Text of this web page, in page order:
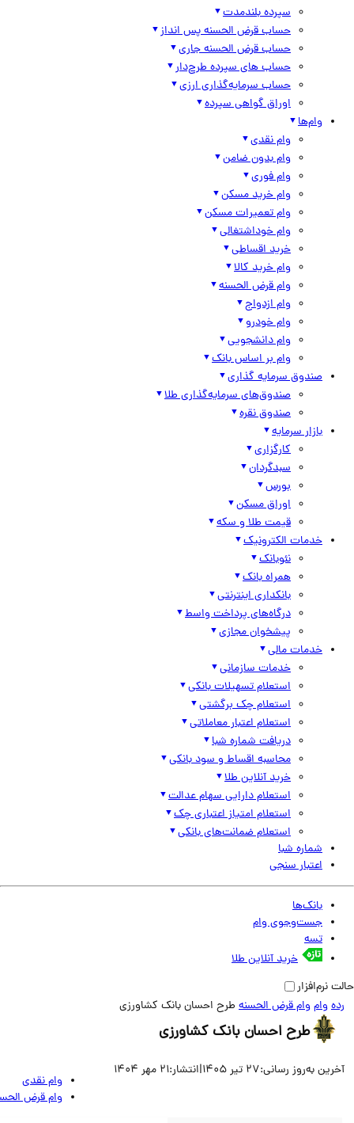
سپرده بلندمدت
حساب قرض الحسنه پس انداز
حساب قرض الحسنه جاری
حساب های سپرده طرح‌دار
حساب سرمایه‌گذاری ارزی
اوراق گواهی سپرده
وام‌ها
وام نقدی
وام بدون ضامن
وام فوری
وام خرید مسکن
وام تعمیرات مسکن
وام خوداشتغالی
خرید اقساطی
وام خرید کالا
وام قرض الحسنه
وام ازدواج
وام خودرو
وام دانشجویی
وام بر اساس بانک
صندوق سرمایه گذاری
صندوق‌های سرمایه‌گذاری طلا
صندوق نقره
بازار سرمایه
کارگزاری
سبدگردان
بورس
اوراق مسکن
قیمت طلا و سکه
خدمات الکترونیک
نئوبانک
همراه بانک
بانکداری اینترنتی
درگاه‌های پرداخت واسط
پیشخوان مجازی
خدمات مالی
خدمات سازمانی
استعلام تسهیلات بانکی
استعلام چک برگشتی
استعلام اعتبار معاملاتی
دریافت شماره شبا
محاسبه اقساط و سود بانکی
خرید آنلاین طلا
استعلام دارایی سهام عدالت
استعلام امتیاز اعتباری چک
استعلام ضمانت‌های بانکی
شماره شبا
اعتبار سنجی
بانک‌ها
جست‌وجوی وام
تسه
خرید آنلاین طلا
وام وام قرض الحسنهطرح احسان بانک کشاورزی
طرح احسان بانک کشاورزی
به‌روز رسانی:27 تیر 1405 |انتشار:21 مهر 1404
وام نقدی
وام قرض الحسنه